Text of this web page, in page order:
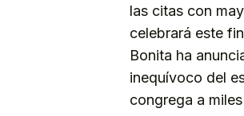
las citas con
celebrará este
Bonita ha
inequívoco del
congrega a